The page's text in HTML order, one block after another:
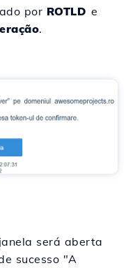
por ROTLD e
.
será aberta
sucesso "A